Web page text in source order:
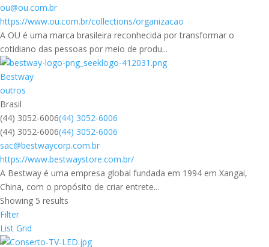
ou@ou.com.br
https://www.ou.com.br/collections/organizacao
A OU é uma marca brasileira reconhecida por transformar o
cotidiano das pessoas por meio de produ...
Bestway
outros
Brasil
(44) 3052-6006(44) 3052-6006
(44) 3052-6006(44) 3052-6006
sac@bestwaycorp.com.br
https://www.bestwaystore.com.br/
A Bestway é uma empresa global fundada em 1994 em Xangai,
China, com o propósito de criar entrete...
Showing 5 results
Filter
List Grid